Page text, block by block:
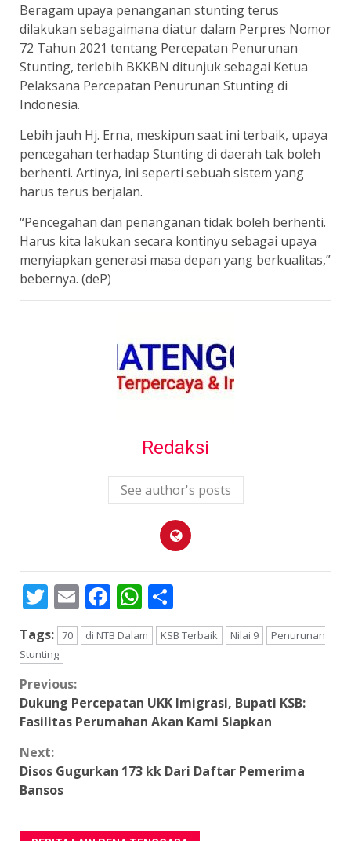
Beragam upaya penanganan stunting terus
dilakukan sebagaimana diatur dalam Perpres Nomor
72 Tahun 2021 tentang Percepatan Penurunan
Stunting, terlebih BKKBN ditunjuk sebagai Ketua
Pelaksana Percepatan Penurunan Stunting di
Indonesia.
Lebih jauh Hj. Erna, meskipun saat ini terbaik, upaya
pencegahan terhadap Stunting di daerah tak boleh
berhenti. Artinya, ini seperti sebuah sistem yang
harus terus berjalan.
“Pencegahan dan penanganan tidak boleh berhenti.
Harus kita lakukan secara kontinyu sebagai upaya
menyiapkan generasi masa depan yang berkualitas,”
bebernya. (deP)
Redaksi
See author's posts
Twitter
EmailFacebook
WhatsApp
Tags: 70 di NTB Dalam KSB Terbaik Nilai 9
Penurunan
Stunting
Continue
Reading
Previous:
Dukung Percepatan UKK Imigrasi, Bupati KSB:
Fasilitas Perumahan Akan Kami Siapkan
Next:
Disos Gugurkan 173 kk Dari Daftar Pemerima
Bansos